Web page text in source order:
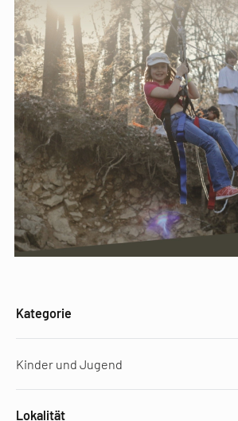
Kategorie
Kinder und Jugend
Lokalität